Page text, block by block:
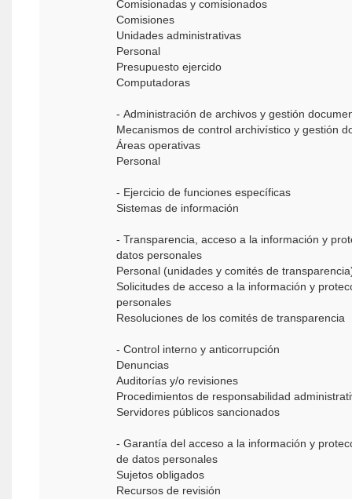
Comisionadas y comisionados
Comisiones
Unidades administrativas
Personal
Presupuesto ejercido
Computadoras
- Administración de archivos y gestión
Mecanismos de control archivístico y gestión
Áreas operativas
Personal
- Ejercicio de funciones específicas
Sistemas de información
- Transparencia, acceso a la información y
datos personales
Personal (unidades y comités de
Solicitudes de acceso a la información y
personales
Resoluciones de los comités de transparencia
- Control interno y anticorrupción
Denuncias
Auditorías y/o revisiones
Procedimientos de responsabilidad
Servidores públicos sancionados
- Garantía del acceso a la información y
de datos personales
Sujetos obligados
Recursos de revisión